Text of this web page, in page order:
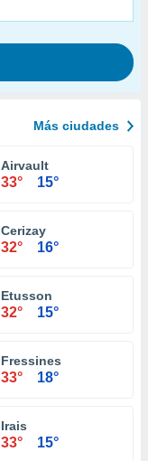
Más ciudades
Airvault
33° 15°
Cerizay
32° 16°
Etusson
32° 15°
Fressines
33° 18°
Irais
33° 15°